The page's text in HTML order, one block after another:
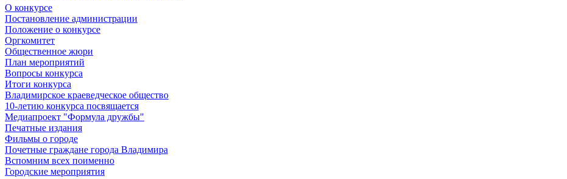
О конкурсе
Постановление администрации
Положение о конкурсе
Оргкомитет
Общественное жюри
План мероприятий
Вопросы конкурса
Итоги конкурса
Владимирское краеведческое общество
10-летию конкурса посвящается
Медиапроект "Формула дружбы"
Печатные издания
Фильмы о городе
Почетные граждане города Владимира
Вспомним всех поименно
Городские мероприятия